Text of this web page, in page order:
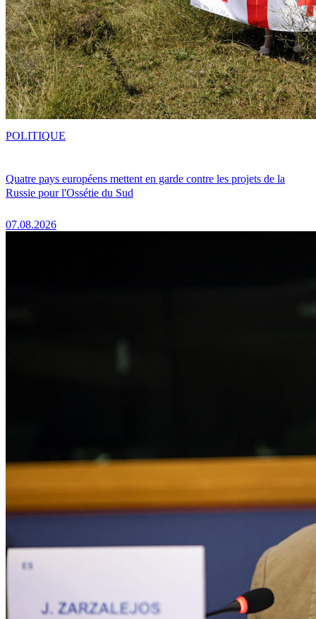
Quatre pays européens mettent en garde contre les projets de la
Russie pour l'Ossétie du Sud
07.08.2026
POLITIQUE